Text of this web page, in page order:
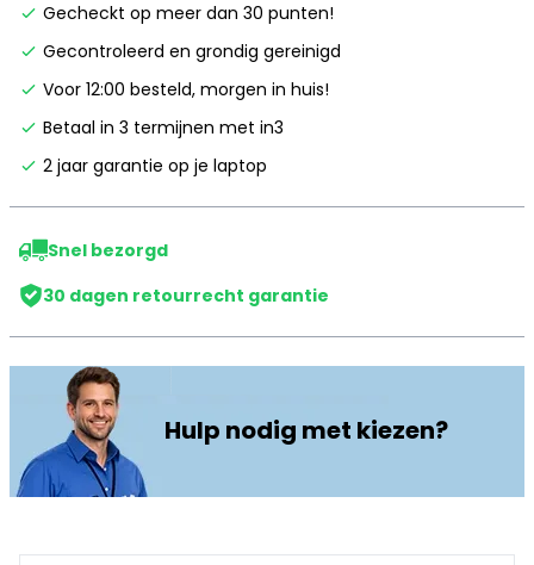
Gecheckt op meer dan 30 punten!
Gecontroleerd en grondig gereinigd
Voor 12:00 besteld, morgen in huis!
Betaal in 3 termijnen met in3
2 jaar garantie op je laptop
Snel bezorgd
30 dagen retourrecht garantie
Hulp nodig met kiezen?